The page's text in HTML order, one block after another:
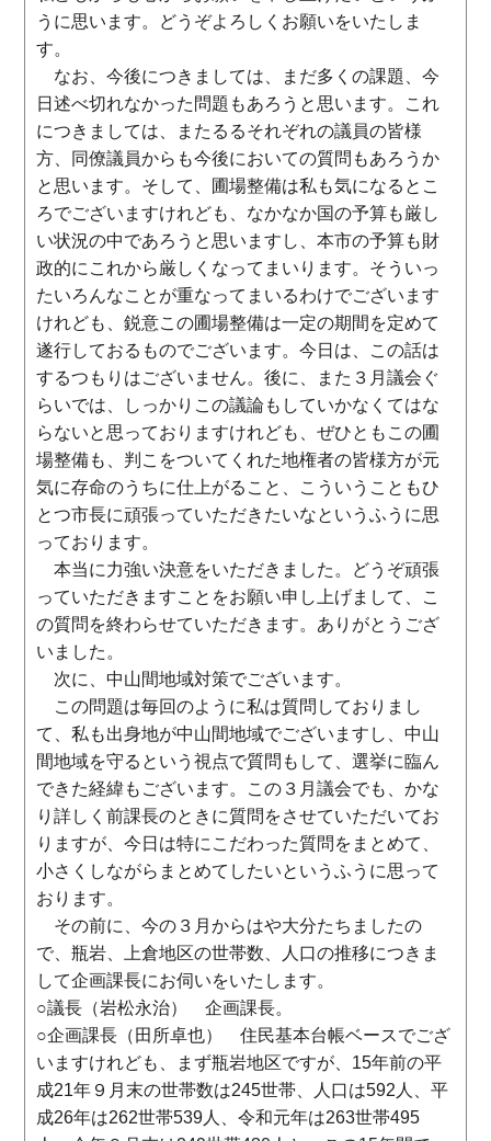
うに思います。どうぞよろしくお願いをいたしま
す。
なお、今後につきましては、まだ多くの課題、今
日述べ切れなかった問題もあろうと思います。これ
につきましては、またるるそれぞれの議員の皆様
方、同僚議員からも今後においての質問もあろうか
と思います。そして、圃場整備は私も気になるとこ
ろでございますけれども、なかなか国の予算も厳し
い状況の中であろうと思いますし、本市の予算も財
政的にこれから厳しくなってまいります。そういっ
たいろんなことが重なってまいるわけでございます
けれども、鋭意この圃場整備は一定の期間を定めて
遂行しておるものでございます。今日は、この話は
するつもりはございません。後に、また３月議会ぐ
らいでは、しっかりこの議論もしていかなくてはな
らないと思っておりますけれども、ぜひともこの圃
場整備も、判こをついてくれた地権者の皆様方が元
気に存命のうちに仕上がること、こういうこともひ
とつ市長に頑張っていただきたいなというふうに思
っております。
本当に力強い決意をいただきました。どうぞ頑張
っていただきますことをお願い申し上げまして、こ
の質問を終わらせていただきます。ありがとうござ
いました。
次に、中山間地域対策でございます。
この問題は毎回のように私は質問しておりまし
て、私も出身地が中山間地域でございますし、中山
間地域を守るという視点で質問もして、選挙に臨ん
できた経緯もございます。この３月議会でも、かな
り詳しく前課長のときに質問をさせていただいてお
りますが、今日は特にこだわった質問をまとめて、
小さくしながらまとめてしたいというふうに思って
おります。
その前に、今の３月からはや大分たちましたの
で、瓶岩、上倉地区の世帯数、人口の推移につきま
して企画課長にお伺いをいたします。
○議長（岩松永治） 企画課長。
○企画課長（田所卓也） 住民基本台帳ベースでござ
いますけれども、まず瓶岩地区ですが、15年前の平
成21年９月末の世帯数は245世帯、人口は592人、平
成26年は262世帯539人、令和元年は263世帯495